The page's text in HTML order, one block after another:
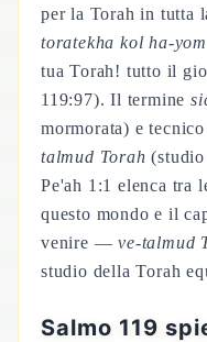
per la Torah in tutta
toratekha kol ha-
tua Torah! tutto il
119:97). Il termine
mormorata) e
talmud Torah
Pe'ah 1:1 elenca tra
questo mondo e il
venire —ve-talmud
studio della Torah
Salmo 119